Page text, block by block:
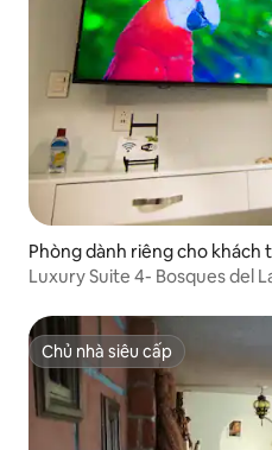
Phòng dành riêng cho khách
ago
Luxury Suite 4- Bosques del
Chủ nhà siêu cấp
Chủ nhà siêu cấp